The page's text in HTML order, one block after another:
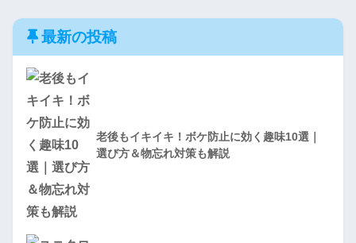
最新の投稿
老後もイキイキ！ボケ防止に効く趣味10選｜
選び方＆物忘れ対策も解説